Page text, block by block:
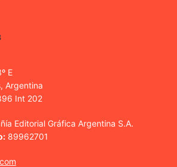
E
Argentina
Int 202
Editorial Gráfica Argentina S.A.
89962701